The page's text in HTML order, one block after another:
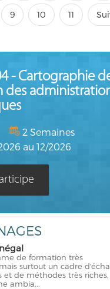
9 10 11
- Cartographie
des
2 Semaines
au 12/2026
de formation très
surtout un cadre
et de méthodes très
ambia...